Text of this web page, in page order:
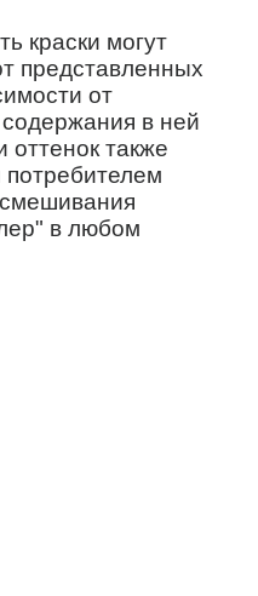
краски могут
представленных
от
в ней
оттенок также
в любом